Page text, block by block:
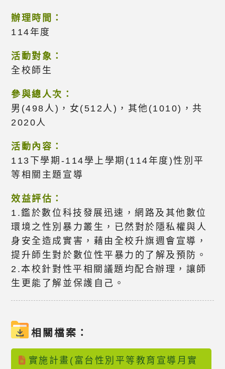
辦理時間：
114年度
活動對象：
全校師生
參與總人次：
男(498人)，女(512人)，其他(1010)，共
2020人
活動內容：
113下學期-114學上學期(114年度)性別平
等相關主題宣導
效益評估：
1.鑑於數位科技發展迅速，網路及其他數位
環境之性別暴力叢生，已然對於隱私權與人
身安全造成實害，藉由全校升旗週會宣導，
提升師生對於數位性平暴力的了解及預防。
2.本校針對性平相關議題均配合辦理，讓師
生更能了解並保護自己。
相關檔案：
實施計畫(富台性別平等教育宣導月實